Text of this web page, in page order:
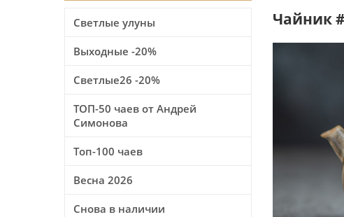
Светлые улуны
Выходные -20%
Светлые26 -20%
ТОП-50 чаев от Андрей
Симонова
Топ-100 чаев
Весна 2026
Снова в наличии
Чайник